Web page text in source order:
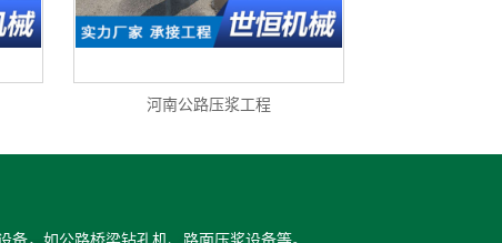
河南公路压浆工程